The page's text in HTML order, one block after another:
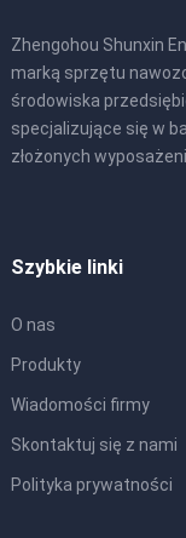
Zhengohou Shunxin
marką sprzętu
środowiska
specjalizujące się w
złożonych
Szybkie linki
O nas
Produkty
Wiadomości firmy
Skontaktuj się z nami
Polityka prywatności